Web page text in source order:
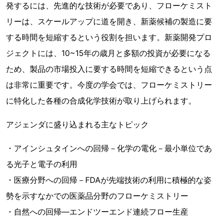
発するには、先進的な技術が必要であり、フローケミスト
リーは、スケールアップに道を開き、新薬候補の製造に要
する時間を短縮するという役割を担います。新薬開発プロ
ジェクトには、10~15年の歳月と多額の投資が必要になる
ため、製品の市場投入に要する時間を短縮できるという点
は非常に重要です。今度の学会では、フローケミストリー
に特化した各種の合成化学技術が取り上げられます。
アジェンダに盛り込まれる主なトピック
・アインシュタインへの回帰－化学の電化－最小単位であ
る光子と電子の利用
・医療分野への回帰－FDAが先端技術の利用に積極的な姿
勢を示すなかでの医薬品分野のフローケミストリー
・自然への回帰―エンドツーエンド連続フロー生産